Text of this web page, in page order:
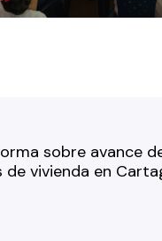
sobre avance
vivienda en